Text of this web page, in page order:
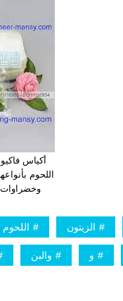
أكياس
اللحوم
وخضراوات
الزيتون اللحوم
و والبن